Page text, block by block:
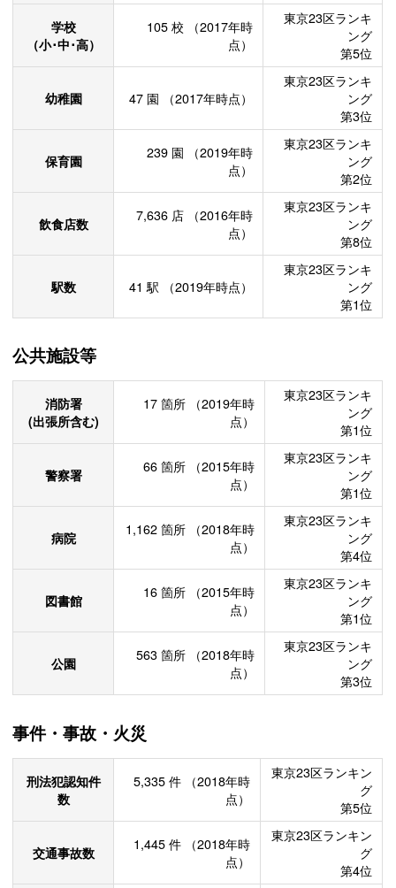
学校
（小･中･高）
105 校
（2017年時
点）
東京23区ランキ
ング
第5位
幼稚園 47 園 （2017年時点）
東京23区ランキ
ング
第3位
保育園 239 園
（2019年時
点）
東京23区ランキ
ング
第2位
飲食店数 7,636 店
（2016年時
点）
東京23区ランキ
ング
第8位
駅数 41 駅 （2019年時点）
東京23区ランキ
ング
第1位
公共施設等
消防署
(出張所含む)
17 箇所
（2019年時
点）
東京23区ランキ
ング
第1位
警察署 66 箇所
（2015年時
点）
東京23区ランキ
ング
第1位
病院 1,162 箇所
（2018年時
点）
東京23区ランキ
ング
第4位
図書館 16 箇所
（2015年時
点）
東京23区ランキ
ング
第1位
公園 563 箇所
（2018年時
点）
東京23区ランキ
ング
第3位
事件・事故・火災
刑法犯認知件
数
5,335 件
（2018年時
点）
東京23区ランキン
グ
第5位
交通事故数 1,445 件
（2018年時
点）
東京23区ランキン
グ
第4位